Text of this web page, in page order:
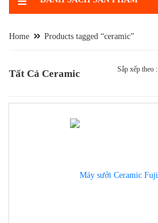
Home Products tagged “ceramic”
Tất Cả Ceramic Sắp xếp theo :